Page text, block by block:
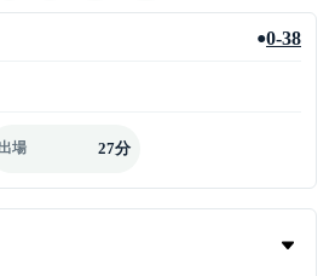
●0-38
場 27分